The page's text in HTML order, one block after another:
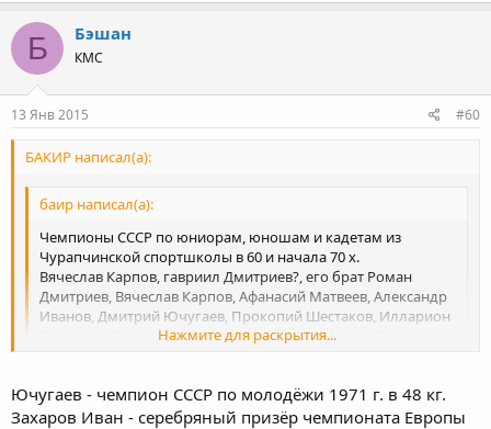
Б Бэшан
КМС
13 Янв 2015 #60
БАКИР написал(а):
баир написал(а):
Чемпионы СССР по юниорам, юношам и кадетам из
Чурапчинской спортшколы в 60 и начала 70 х.
Вячеслав Карпов, гавриил Дмитриев?, его брат Роман
Дмитриев, Вячеслав Карпов, Афанасий Матвеев, Александр
Иванов, Дмитрий Ючугаев, Прокопий Шестаков, Илларион
Федосеев, Семен Морфунов, Михаил Морфунов, Семен
Прокопий Захаров, Виктор Рукавишников. Пинигин и
Рукавишников уже из Киева. Пинигин был вторым.
Нажмите для раскрытия...
Ючугаев - чемпион СССР по молодёжи 1971 г. в 48 кг.
Захаров Иван - серебряный призёр чемпионата Европы